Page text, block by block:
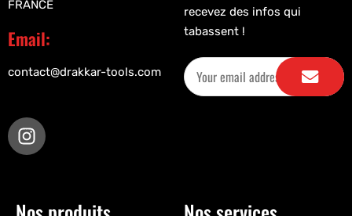
FRANCE
Email:
contact@drakkar-tools.com
recevez des infos qui
tabassent !